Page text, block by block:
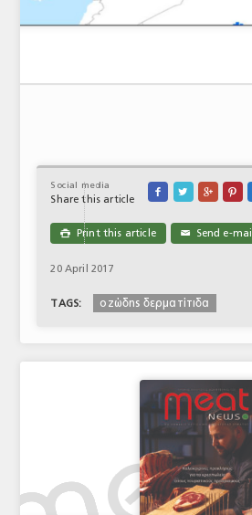
Social media
Share this article
   
 Print this article ✉ Send e-mail
20 April 2017
TAGS: οζώδης δερματίτιδα